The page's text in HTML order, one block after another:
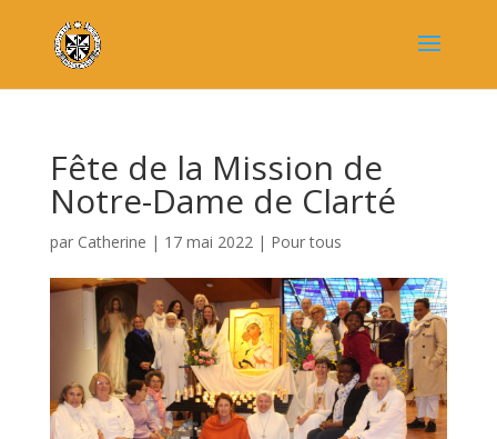
Fête de la Mission de
Notre-Dame de Clarté
par Catherine | 17 mai 2022| Pour tous